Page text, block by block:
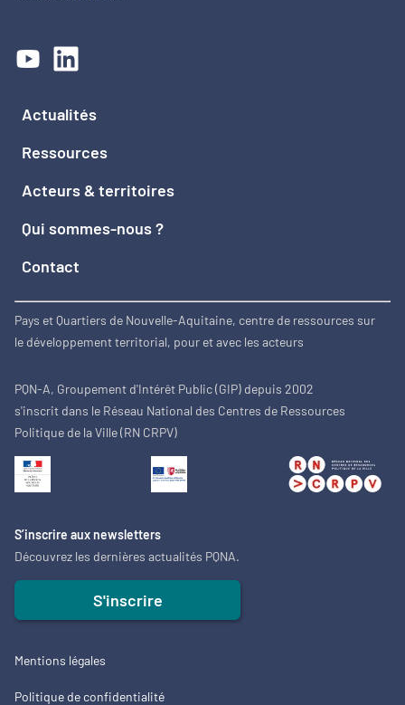
Actualités
Ressources
Acteurs & territoires
Qui sommes-nous ?
Contact
Pays et Quartiers de Nouvelle-Aquitaine, centre de ressources sur
le développement territorial, pour et avec les acteurs
PQN-A, Groupement d'Intérêt Public (GIP) depuis 2002
s'inscrit dans le Réseau National des Centres de Ressources
Politique de la Ville (RN CRPV)
S’inscrire aux newsletters
Découvrez les dernières actualités PQNA.
S'inscrire
Mentions légales
Politique de confidentialité